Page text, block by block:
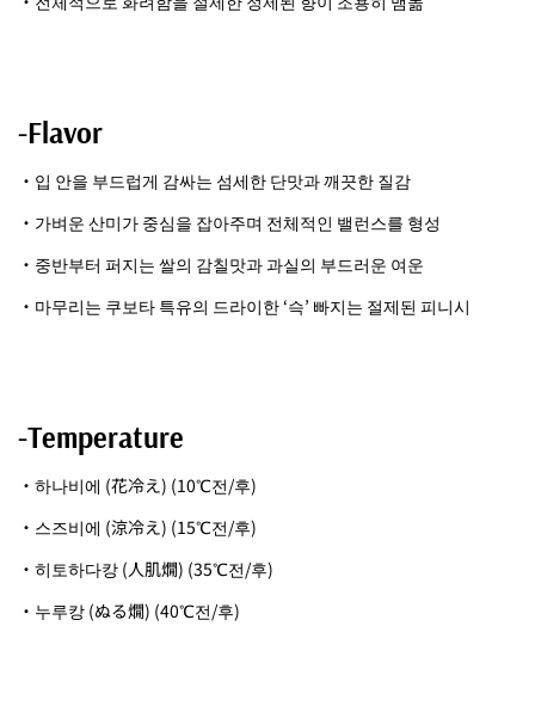
-Flavor
・입 안을 부드럽게 감싸는 섬세한 단맛과 깨끗한 질감
・가벼운 산미가 중심을 잡아주며 전체적인 밸런스를 형성
・중반부터 퍼지는 쌀의 감칠맛과 과실의 부드러운 여운
・마무리는 쿠보타 특유의 드라이한 ‘슥’ 빠지는 절제된 피니시
-Temperature
・하나비에 (花冷え) (10℃전/후)
・스즈비에 (涼冷え) (15℃전/후)
・히토하다캉 (人肌燗) (35℃전/후)
・누루캉 (ぬる燗) (40℃전/후)